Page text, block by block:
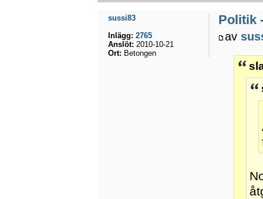
Politik
av
sussi83
Inlägg: 2765
Anslöt: 2010-10-21
Ort: Betongen